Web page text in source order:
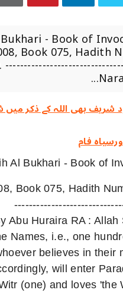
- Book of
Book 075, Hadith
شریف بھی اللہ کے ذکر
فام
Al Bukhari - Book of
Book 075, Hadith
Abu Huraira RA : Allah
Names, i.e., one
believes in their
will enter
(one) and loves 'the